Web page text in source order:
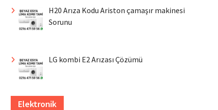
H20 Arıza Kodu Ariston çamaşır makinesi
Sorunu
LG kombi E2 Arızası Çözümü
Elektronik